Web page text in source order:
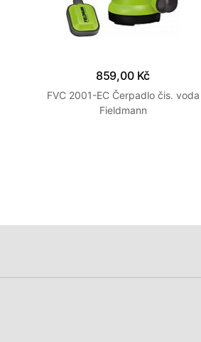
859,00 Kč
FVC 2001-EC Čerpadlo čis. voda
Fieldmann